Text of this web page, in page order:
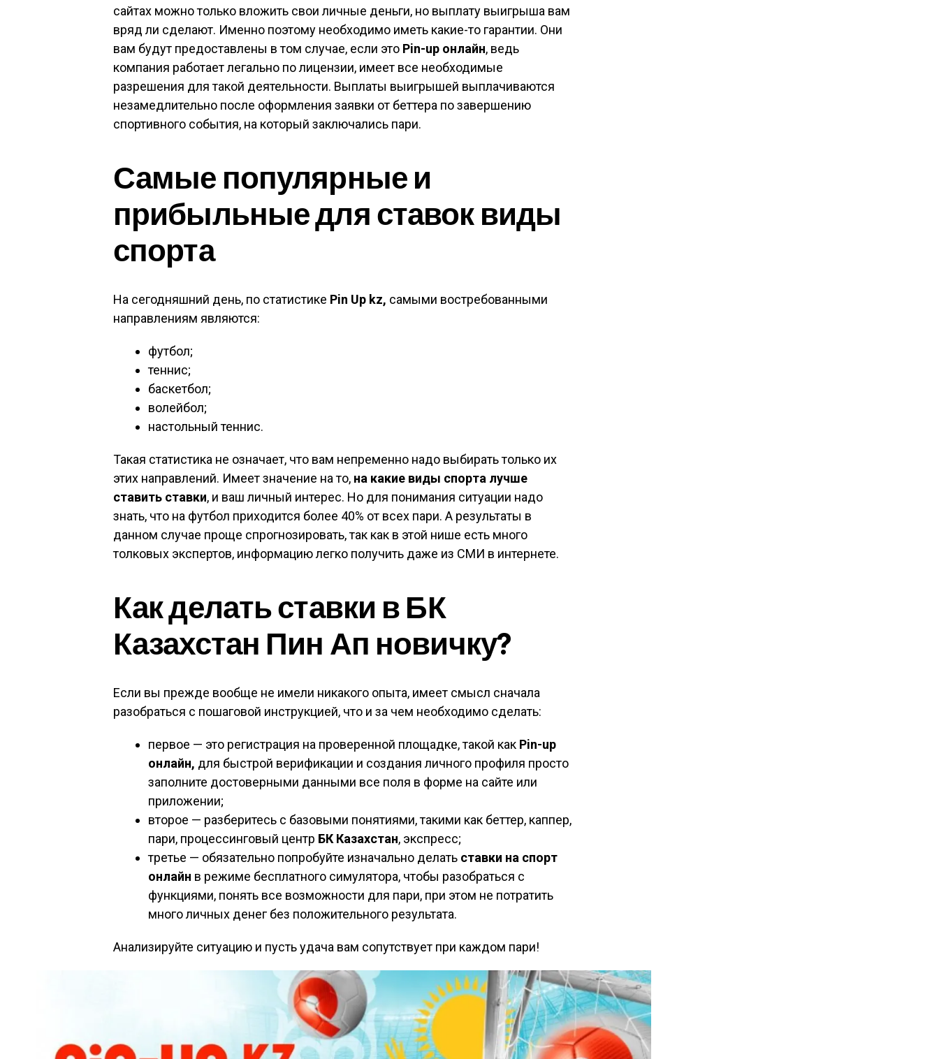
сайтах можно только вложить свои личные деньги, но выплату выигрыша вам
вряд ли сделают. Именно поэтому необходимо иметь какие-то гарантии. Они
вам будут предоставлены в том случае, если это Pin-up онлайн, ведь
компания работает легально по лицензии, имеет все необходимые
разрешения для такой деятельности. Выплаты выигрышей выплачиваются
незамедлительно после оформления заявки от беттера по завершению
спортивного события, на который заключались пари.
Самые популярные и
прибыльные для ставок виды
спорта
На сегодняшний день, по статистике Pin Up kz, самыми востребованными
направлениям являются:
футбол;
теннис;
баскетбол;
волейбол;
настольный теннис.
Такая статистика не означает, что вам непременно надо выбирать только их
этих направлений. Имеет значение на то, на какие виды спорта лучше
ставить ставки, и ваш личный интерес. Но для понимания ситуации надо
знать, что на футбол приходится более 40% от всех пари. А результаты в
данном случае проще спрогнозировать, так как в этой нише есть много
толковых экспертов, информацию легко получить даже из СМИ в интернете.
Как делать ставки в БК
Казахстан Пин Ап новичку?
Если вы прежде вообще не имели никакого опыта, имеет смысл сначала
разобраться с пошаговой инструкцией, что и за чем необходимо сделать:
первое — это регистрация на проверенной площадке, такой как Pin-up
онлайн, для быстрой верификации и создания личного профиля просто
заполните достоверными данными все поля в форме на сайте или
приложении;
второе — разберитесь с базовыми понятиями, такими как беттер, каппер,
пари, процессинговый центр БК Казахстан, экспресс;
третье — обязательно попробуйте изначально делать ставки на спорт
онлайн в режиме бесплатного симулятора, чтобы разобраться с
функциями, понять все возможности для пари, при этом не потратить
много личных денег без положительного результата.
Анализируйте ситуацию и пусть удача вам сопутствует при каждом пари!